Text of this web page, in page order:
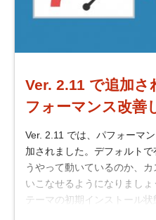
Ver. 2.11 で追加
フォーマンス改善
Ver. 2.11 では、パフォーマ
加されました。デフォルト
うやって動いているのか、
いこなせるようになりまし
テーマの初期インストール状